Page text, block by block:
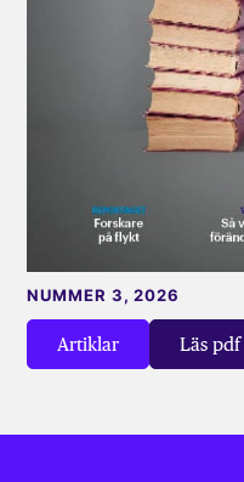
Artiklar Läs pdf
NUMMER 3, 2026